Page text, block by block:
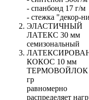
- спанбонд 17 г/м
- стежка "декор-
ЭЛАСТИЧНЫЙ
ЛАТЕКС 30 мм
семизональный
КОКОС 10 мм
ТЕРМОВОЙЛОК
гр
равномерно
распределяет